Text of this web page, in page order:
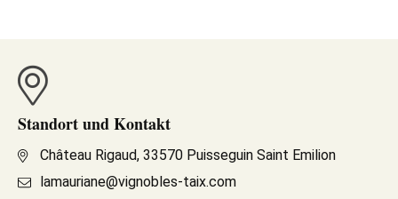
Standort und Kontakt
Château Rigaud, 33570 Puisseguin Saint Emilion
lamauriane@vignobles-taix.com